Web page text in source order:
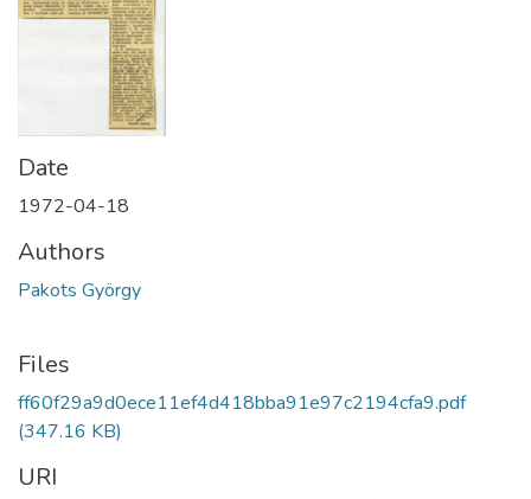
Date
1972-04-18
Authors
Pakots György
Files
ff60f29a9d0ece11ef4d418bba91e97c2194cfa9.pdf
(347.16 KB)
URI